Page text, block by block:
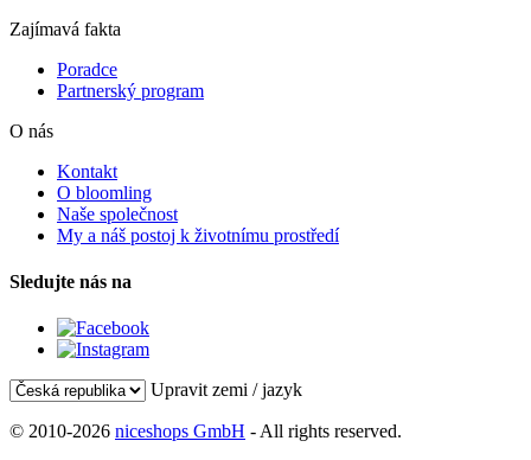
Zajímavá fakta
Poradce
Partnerský program
O nás
Kontakt
O bloomling
Naše společnost
My a náš postoj k životnímu prostředí
Sledujte nás na
Upravit zemi / jazyk
© 2010-2026 niceshops GmbH - All rights reserved.